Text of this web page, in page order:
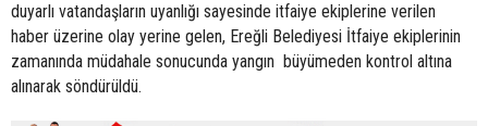
duyarlı vatandaşların uyanlığı sayesinde itfaiye ekiplerine verilen
haber üzerine olay yerine gelen, Ereğli Belediyesi İtfaiye ekiplerinin
zamanında müdahale sonucunda yangın büyümeden kontrol altına
alınarak söndürüldü.